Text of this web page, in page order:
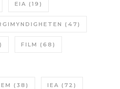
EIA (19)
(47)
FILM (68)
(38) IEA (72)